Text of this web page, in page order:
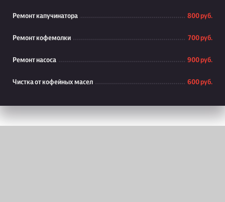
Ремонт капучинатора 800 руб.
Ремонт кофемолки 700 руб.
Ремонт насоса 900 руб.
Чистка от кофейных масел 600 руб.